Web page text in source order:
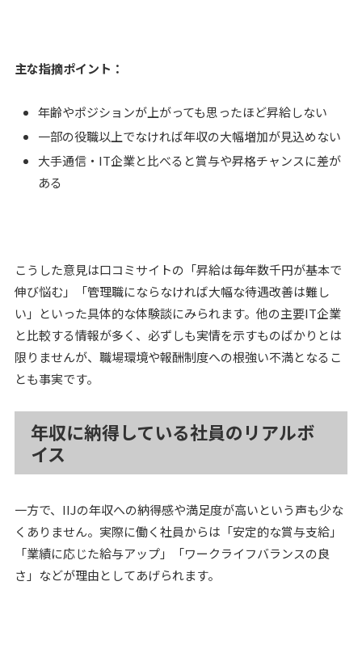
主な指摘ポイント：
年齢やポジションが上がっても思ったほど昇給しない
一部の役職以上でなければ年収の大幅増加が見込めない
大手通信・IT企業と比べると賞与や昇格チャンスに差が
ある
こうした意見は口コミサイトの「昇給は毎年数千円が基本で
伸び悩む」「管理職にならなければ大幅な待遇改善は難し
い」といった具体的な体験談にみられます。他の主要IT企業
と比較する情報が多く、必ずしも実情を示すものばかりとは
限りませんが、職場環境や報酬制度への根強い不満となるこ
とも事実です。
年収に納得している社員のリアルボ
イス
一方で、IIJの年収への納得感や満足度が高いという声も少な
くありません。実際に働く社員からは「安定的な賞与支給」
「業績に応じた給与アップ」「ワークライフバランスの良
さ」などが理由としてあげられます。